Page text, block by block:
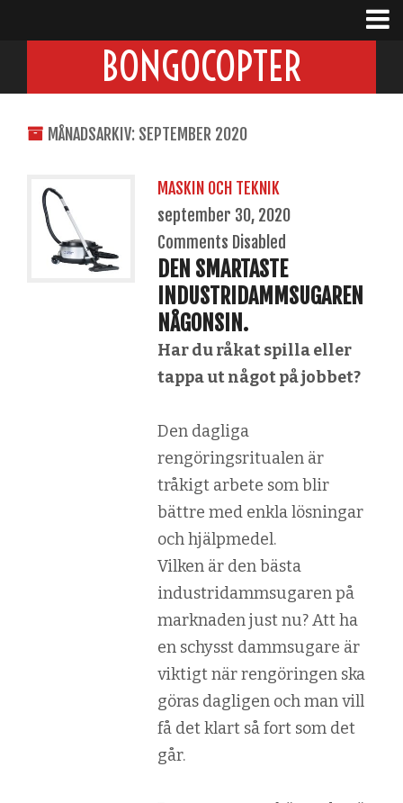
BONGOCOPTER
MÅNADSARKIV: SEPTEMBER 2020
MASKIN OCH TEKNIK
september 30, 2020
Comments Disabled
DEN SMARTASTE
INDUSTRIDAMMSUGAREN
NÅGONSIN.
Har du råkat spilla eller
tappa ut något på jobbet?
Den dagliga
rengöringsritualen är
tråkigt arbete som blir
bättre med enkla lösningar
och hjälpmedel.
Vilken är den bästa
industridammsugaren på
marknaden just nu? Att ha
en schysst dammsugare är
viktigt när rengöringen ska
göras dagligen och man vill
få det klart så fort som det
går.